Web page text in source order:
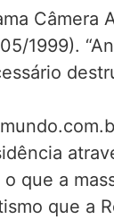
Câmera
1999).
que a
que a